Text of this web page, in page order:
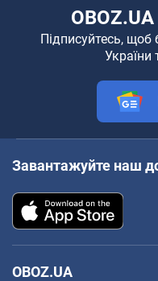
Підписуйтесь, щоб
України
Завантажуйте наш
OBOZ.UA